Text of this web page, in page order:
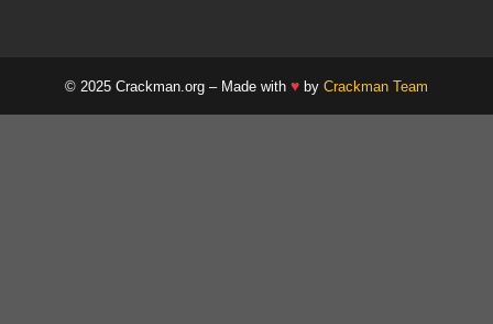
© 2025 Crackman.org – Made with ♥ by Crackman Team